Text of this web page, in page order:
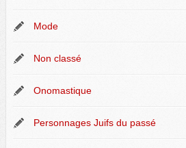
Mode
Non classé
Onomastique
Personnages Juifs du passé